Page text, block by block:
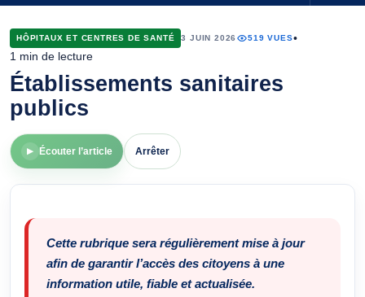
HÔPITAUX ET CENTRES DE SANTÉ 3 JUIN 2026 519 VUES•
1 min de lecture
Établissements sanitaires
publics
▶ Écouter l’article Arrêter
Cette rubrique sera régulièrement mise à jour
afin de garantir l’accès des citoyens à une
information utile, fiable et actualisée.